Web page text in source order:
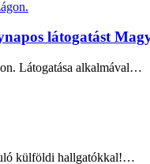
látogatást
Látogatása alkalmával…
külföldi hallgatókkal!…